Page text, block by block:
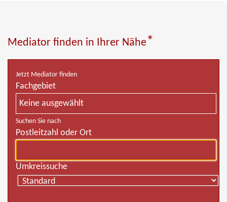
Mediator finden in Ihrer Nähe*
Jetzt Mediator finden
Fachgebiet
Keine ausgewählt
Suchen Sie nach
Postleitzahl oder Ort
Umkreissuche